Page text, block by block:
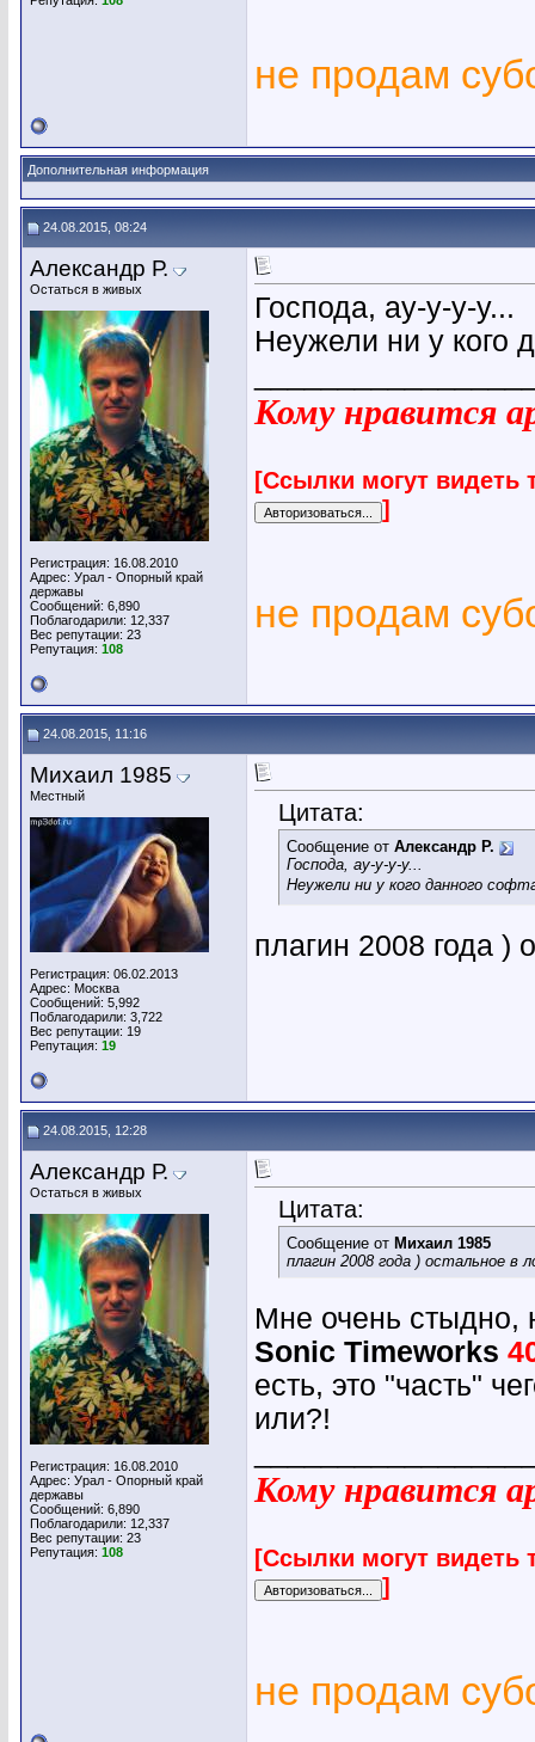
не продам
Дополнительная информация
24.08.2015, 08:24
Александр Р.
Остаться в живых
Регистрация: 16.08.2010
Адрес: Урал - Опорный край
державы
Сообщений: 6,890
Поблагодарили: 12,337
Вес репутации: 23
Репутация: 108
Господа, ау-у-у-у...
Неужели ни у кого
Кому нравится
[Ссылки могут видеть
]
не продам
24.08.2015, 11:16
Михаил 1985
Местный
Регистрация: 06.02.2013
Адрес: Москва
Сообщений: 5,992
Поблагодарили: 3,722
Вес репутации: 19
Репутация: 19
Цитата:
Сообщение от Александр Р.
Господа, ау-у-у-у...
Неужели ни у кого данного
плагин 2008 года )
24.08.2015, 12:28
Александр Р.
Остаться в живых
Регистрация: 16.08.2010
Адрес: Урал - Опорный край
державы
Сообщений: 6,890
Поблагодарили: 12,337
Вес репутации: 23
Репутация: 108
Цитата:
Сообщение от Михаил 1985
плагин 2008 года ) остальное в
Мне очень стыдно,
Sonic Timeworks
есть, это "часть"
или?!
Кому нравится
[Ссылки могут видеть
]
не продам